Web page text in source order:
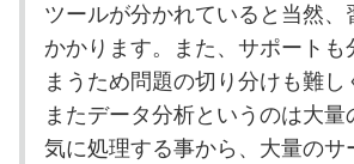
ツールが分かれていると当然、
かかります。また、サポートも
まうため問題の切り分けも難し
またデータ分析というのは大量
気に処理する事から、大量のサ